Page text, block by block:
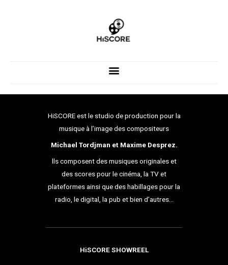
HiSCORE est le studio de production pour la
musique à l’image des compositeurs
Michael Tordjman et Maxime Desprez.
lls composent des musiques originales et
des scores pour le cinéma, la TV et
plateformes ainsi que des habillages pour la
radio, le digital, la pub et bien d’autres…
HiSCORE SHOWREEL